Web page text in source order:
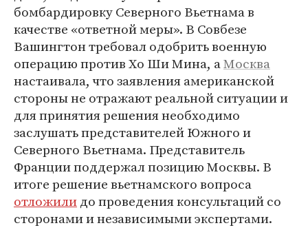
бомбардировку Северного Вьетнама в
качестве «ответной меры». В Совбезе
Вашингтон требовал одобрить военную
операцию против Хо Ши Мина, аМосква
настаивала, что заявления американской
стороны не отражают реальной ситуации и
для принятия решения необходимо
заслушать представителей Южного и
Северного Вьетнама. Представитель
Франции поддержал позицию Москвы. В
итоге решение вьетнамского вопроса
отложилидо проведения консультаций со
сторонами и независимыми экспертами.